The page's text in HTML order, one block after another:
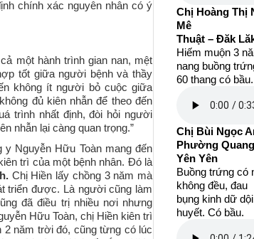
chính xác nguyên nhân có ý
một hành trình gian nan, mệt
tốt giữa người bệnh và thầy
không ít người bỏ cuộc giữa
đủ kiên nhẫn để theo đến
trình nhất định, đòi hỏi người
nhẫn lại càng quan trọng.”
Nguyễn Hữu Toàn mang đến
trì của một bệnh nhân. Đó là
Chị Hiền lấy chồng 3 năm mà
triển được. Là người cũng làm
đã điều trị nhiều nơi nhưng
Hữu Toàn, chị Hiền kiên trì
2 năm trời đó, cũng từng có lúc
Chị Hoàng Thị
Mê
Thuật – Đăk
Hiếm muộn 3
nang buồng
60 thang có bầu.
Chị Bùi Ngọc
Phường
Yên Yên
Buồng trứng có
không đều, đau
bụng kinh dữ
huyết. Có bầu.